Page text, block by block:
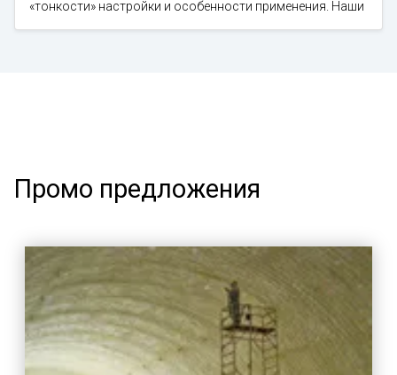
«тонкости» настройки и особенности применения. Наши
Промо предложения